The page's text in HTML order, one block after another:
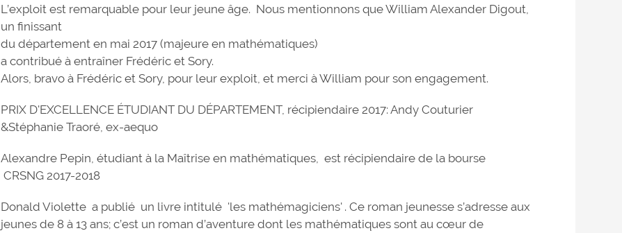
L’exploit est remarquable pour leur jeune âge. Nous mentionnons que William Alexander Digout,
un finissant
du département en mai 2017 (majeure en mathématiques)
a contribué à entraîner Frédéric et Sory.
Alors, bravo à Frédéric et Sory, pour leur exploit, et merci à William pour son engagement.
PRIX D'EXCELLENCE ÉTUDIANT DU DÉPARTEMENT, récipiendaire 2017: Andy Couturier
&Stéphanie Traoré, ex-aequo
Alexandre Pepin, étudiant à la Maîtrise en mathématiques, est récipiendaire de la bourse
CRSNG 2017-2018
Donald Violette a publié un livre intitulé 'les mathémagiciens' . Ce roman jeunesse s’adresse aux
jeunes de 8 à 13 ans; c’est un roman d’aventure dont les mathématiques sont au cœur de